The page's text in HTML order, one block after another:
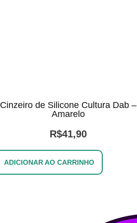
Cinzeiro de Silicone Cultura Dab –
Amarelo
R$41,90
ADICIONAR AO CARRINHO